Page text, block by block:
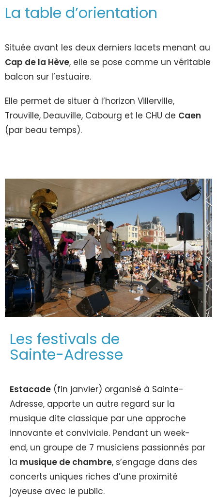
La table d’orientation
Située avant les deux derniers lacets menant au
Cap de la Hève, elle se pose comme un véritable
balcon sur l’estuaire.
Elle permet de situer à l’horizon Villerville,
Trouville, Deauville, Cabourg et le CHU de Caen
(par beau temps).
Les festivals de
Sainte-Adresse
Estacade (fin janvier) organisé à Sainte-
Adresse, apporte un autre regard sur la
musique dite classique par une approche
innovante et conviviale. Pendant un week-
end, un groupe de 7 musiciens passionnés par
la musique de chambre, s’engage dans des
concerts uniques riches d’une proximité
joyeuse avec le public.